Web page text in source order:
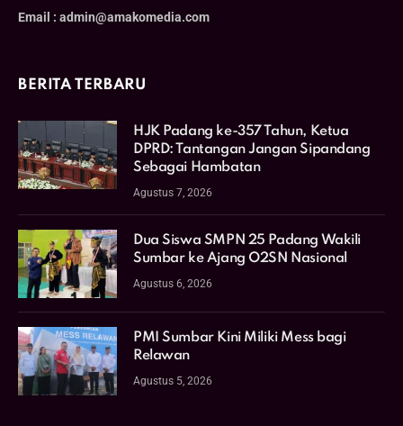
Email : admin@amakomedia.com
BERITA TERBARU
HJK Padang ke-357 Tahun, Ketua
DPRD: Tantangan Jangan Sipandang
Sebagai Hambatan
Agustus 7, 2026
Dua Siswa SMPN 25 Padang Wakili
Sumbar ke Ajang O2SN Nasional
Agustus 6, 2026
PMI Sumbar Kini Miliki Mess bagi
Relawan
Agustus 5, 2026